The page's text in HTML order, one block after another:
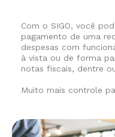
Com o SIGO, você
pagamento de uma
despesas com
à vista ou de forma
notas fiscais, dentre
Muito mais controle